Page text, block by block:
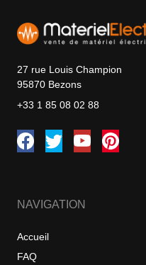
27 rue Louis Champion
95870 Bezons
+33 1 85 08 02 88
NAVIGATION
Accueil
FAQ